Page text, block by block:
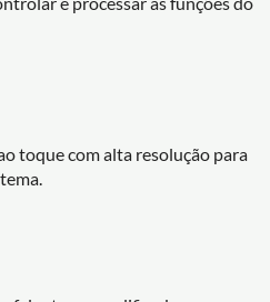
toque com alta resolução para